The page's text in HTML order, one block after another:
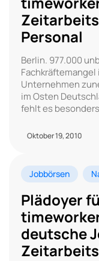
Personal
Berlin. 977.000
Unternehmen
im Osten
fehlt es
Oktober 19, 2010
Jobbörsen
Plädoyer
deutsche